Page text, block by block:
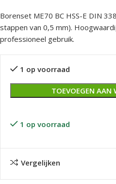
Borenset ME70 BC HSS-E DIN
stappen van 0,5 mm).
professioneel gebruik.
1 op voorraad
TOEVOEGEN AAN
1 op voorraad
Vergelijken